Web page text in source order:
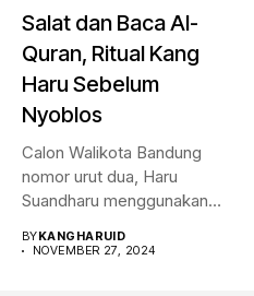
Salat dan Baca Al-
Quran, Ritual Kang
Haru Sebelum
Nyoblos
Calon Walikota Bandung
nomor urut dua, Haru
Suandharu menggunakan
BYKANGHARUID
NOVEMBER 27, 2024